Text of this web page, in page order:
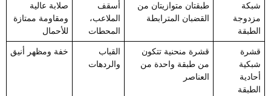
شبكة
مزدوجة
الطبقة
طبقتان متوازيتان من
القضبان المترابطة
أسقف
الملاعب،
المحطات
صلابة عالية
ومقاومة ممتازة
للأحمال
قشرة
شبكية
أحادية
الطبقة
قشرة منحنية تتكون
من طبقة واحدة من
العناصر
القباب
والردهات
خفة ومظهر أنيق